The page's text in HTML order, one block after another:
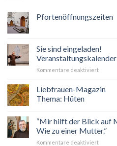
Pfortenöffnungszeiten
Sie sind eingeladen!
Kommentare deaktiviertfür
sind
Liebfrauen-Magazin
Thema: Hüten
“Mir hilft der Blick auf
Wie zu einer Mutter.”
Kommentare deaktiviertfür